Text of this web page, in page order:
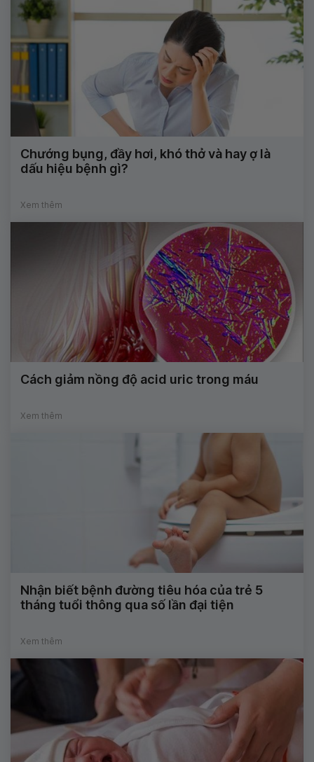
Chướng bụng, đầy hơi, khó thở và hay ợ là
dấu hiệu bệnh gì?
Xem thêm
Cách giảm nồng độ acid uric trong máu
Xem thêm
Nhận biết bệnh đường tiêu hóa của trẻ 5
tháng tuổi thông qua số lần đại tiện
Xem thêm